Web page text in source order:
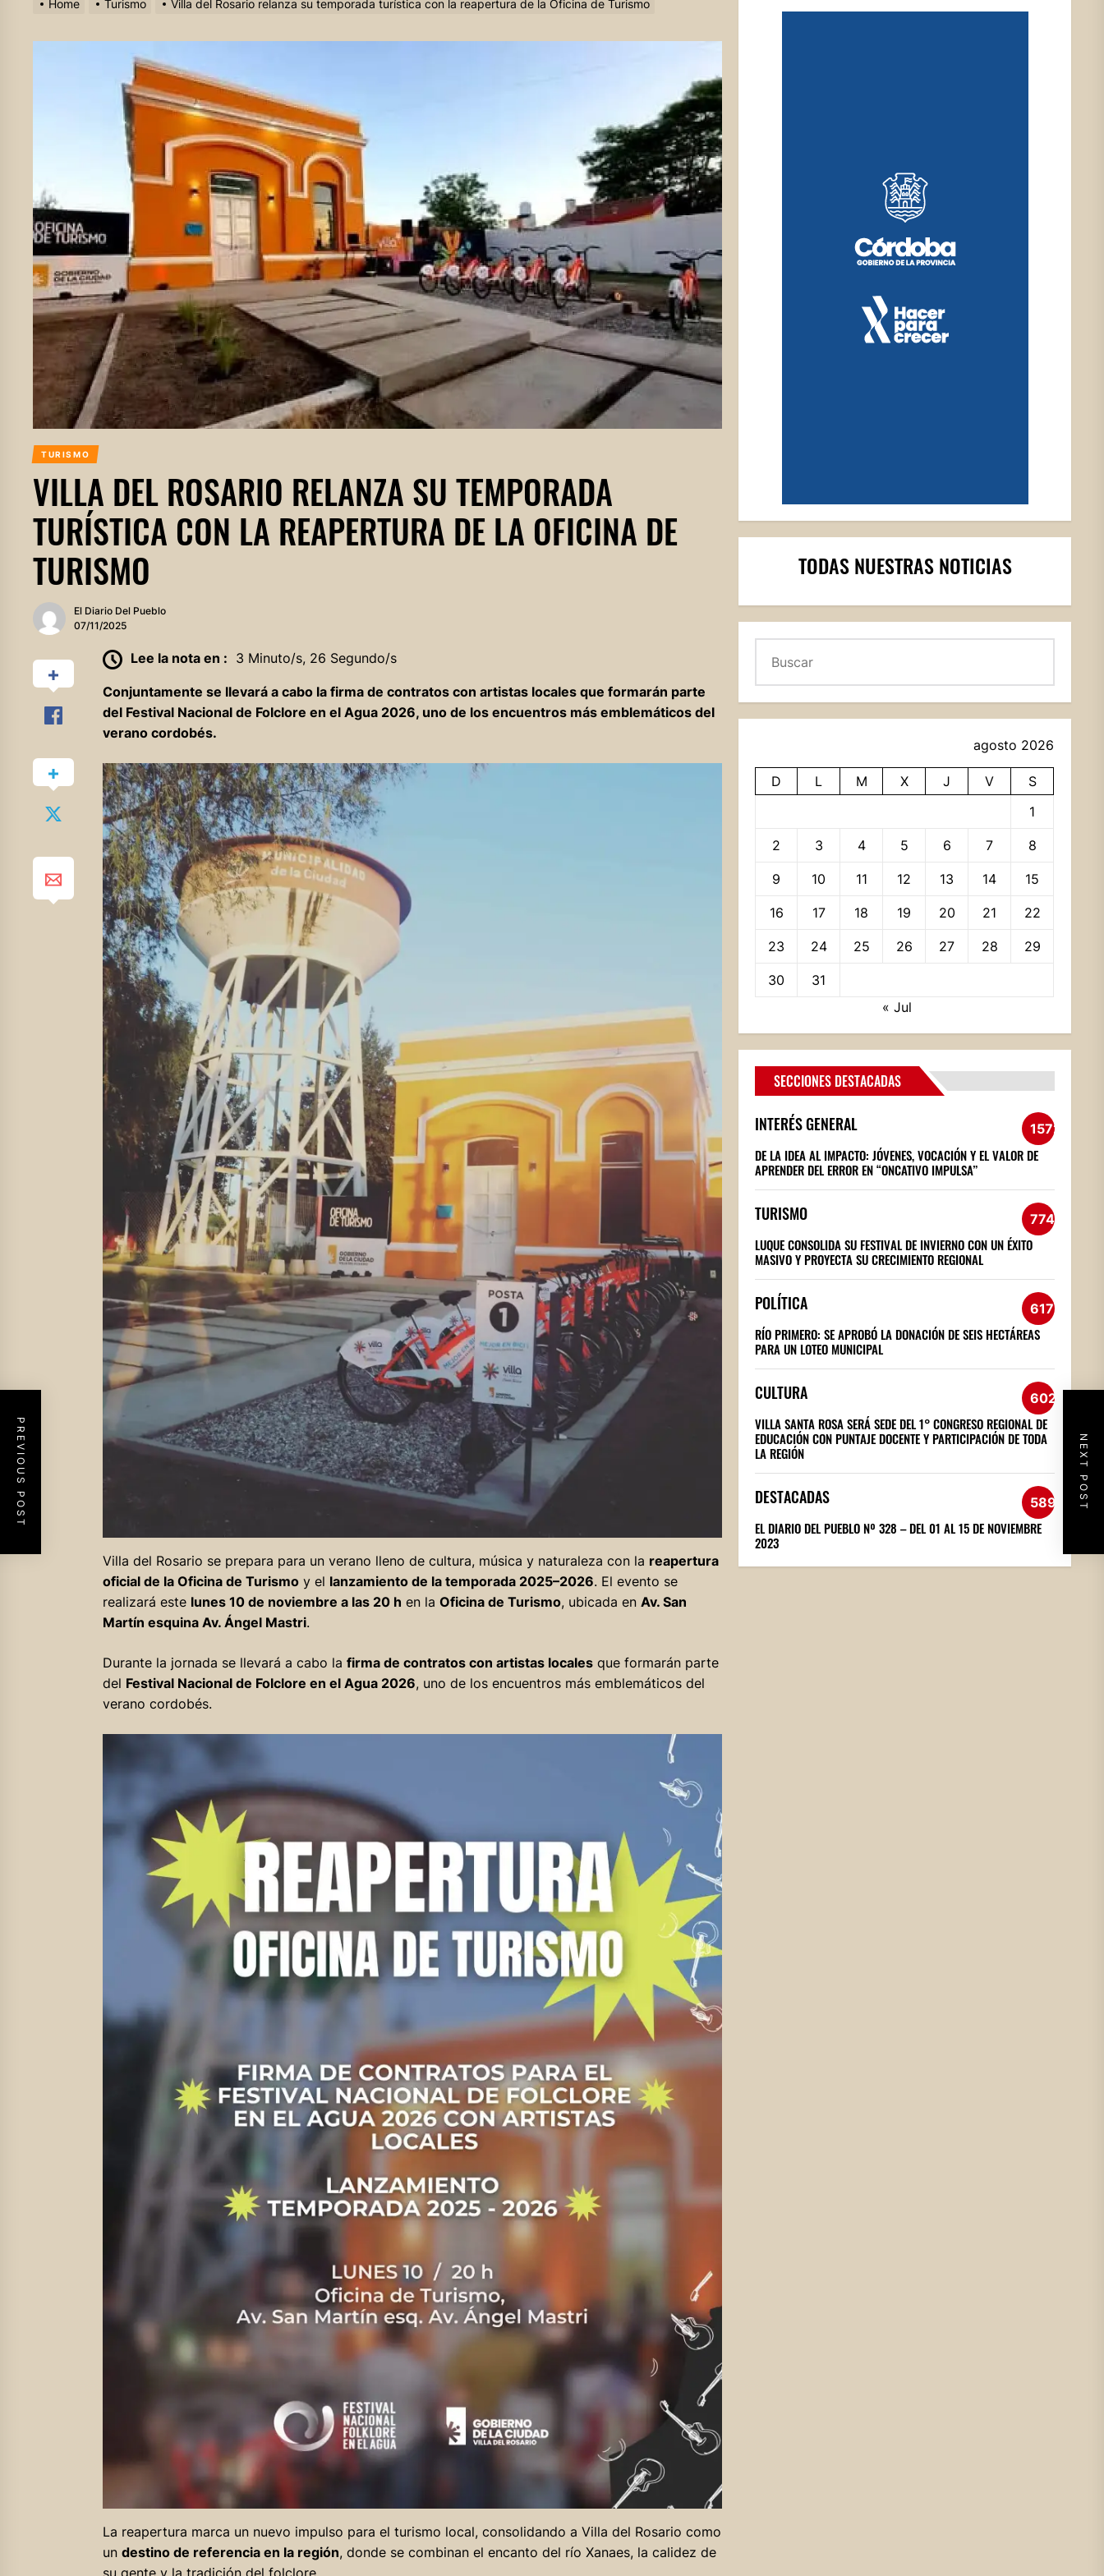
Home Turismo Villa del Rosario relanza su temporada turística con la reapertura de la Oficina de Turismo
TURISMO
VILLA DEL ROSARIO RELANZA SU TEMPORADA
TURÍSTICA CON LA REAPERTURA DE LA OFICINA DE
TURISMO
El Diario Del Pueblo
07/11/2025
Lee la nota en : 3 Minuto/s, 26 Segundo/s
Conjuntamente se llevará a cabo la firma de contratos con artistas locales que formarán parte
del Festival Nacional de Folclore en el Agua 2026, uno de los encuentros más emblemáticos del
verano cordobés.
Villa del Rosario se prepara para un verano lleno de cultura, música y naturaleza con la reapertura
oficial de la Oficina de Turismoy el lanzamiento de la temporada 2025–2026. El evento se
realizará este lunes 10 de noviembre a las 20 h en la Oficina de Turismo, ubicada en Av. San
Martín esquina Av. Ángel Mastri.
Durante la jornada se llevará a cabo la firma de contratos con artistas localesque formarán parte
del Festival Nacional de Folclore en el Agua 2026, uno de los encuentros más emblemáticos del
verano cordobés.
La reapertura marca un nuevo impulso para el turismo local, consolidando a Villa del Rosario como
un destino de referencia en la región, donde se combinan el encanto del río Xanaes, la calidez de
PREVIOUS POST NEXT POST
TODAS NUESTRAS NOTICIAS
agosto 2026
D L M X J V
S
1
2 3 4 5 6 7 8
9 10 11 12 13 14 15
16 17 18 19 20 21 22
23 24 25 26 27 28 29
30
31
« Jul
SECCIONES DESTACADAS
INTERÉS GENERAL 1572
DE LA IDEA AL IMPACTO: JÓVENES, VOCACIÓN Y EL VALOR DE
APRENDER DEL ERROR EN “ONCATIVO IMPULSA”
TURISMO 774
LUQUE CONSOLIDA SU FESTIVAL DE INVIERNO CON UN ÉXITO
MASIVO Y PROYECTA SU CRECIMIENTO REGIONAL
POLÍTICA 617
RÍO PRIMERO: SE APROBÓ LA DONACIÓN DE SEIS HECTÁREAS
PARA UN LOTEO MUNICIPAL
CULTURA 602
VILLA SANTA ROSA SERÁ SEDE DEL 1° CONGRESO REGIONAL DE
EDUCACIÓN CON PUNTAJE DOCENTE Y PARTICIPACIÓN DE TODA
LA REGIÓN
DESTACADAS 589
EL DIARIO DEL PUEBLO Nº 328 – DEL 01 AL 15 DE NOVIEMBRE
2023